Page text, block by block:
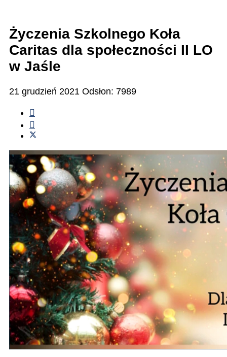
Życzenia Szkolnego Koła
Caritas dla społeczności II LO
w Jaśle
21 grudzień 2021 Odsłon: 7989